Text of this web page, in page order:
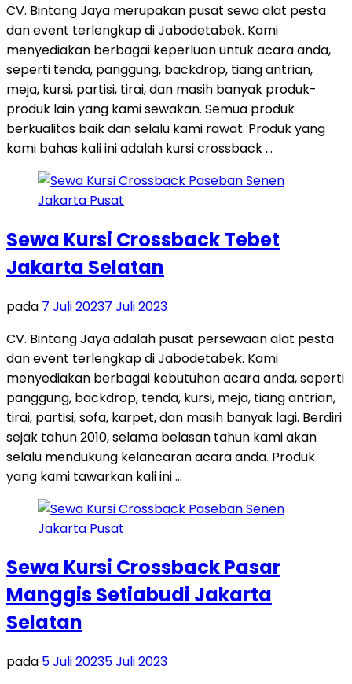
CV. Bintang Jaya merupakan pusat sewa alat pesta
dan event terlengkap di Jabodetabek. Kami
menyediakan berbagai keperluan untuk acara anda,
seperti tenda, panggung, backdrop, tiang antrian,
meja, kursi, partisi, tirai, dan masih banyak produk-
produk lain yang kami sewakan. Semua produk
berkualitas baik dan selalu kami rawat. Produk yang
kami bahas kali ini adalah kursi crossback …
Sewa Kursi Crossback Tebet
Jakarta Selatan
pada 7 Juli 20237 Juli 2023
CV. Bintang Jaya adalah pusat persewaan alat pesta
dan event terlengkap di Jabodetabek. Kami
menyediakan berbagai kebutuhan acara anda, seperti
panggung, backdrop, tenda, kursi, meja, tiang antrian,
tirai, partisi, sofa, karpet, dan masih banyak lagi. Berdiri
sejak tahun 2010, selama belasan tahun kami akan
selalu mendukung kelancaran acara anda. Produk
yang kami tawarkan kali ini …
Sewa Kursi Crossback Pasar
Manggis Setiabudi Jakarta
Selatan
pada 5 Juli 20235 Juli 2023